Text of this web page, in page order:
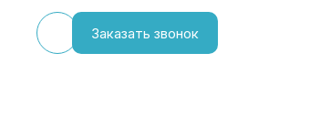
Заказать звонок